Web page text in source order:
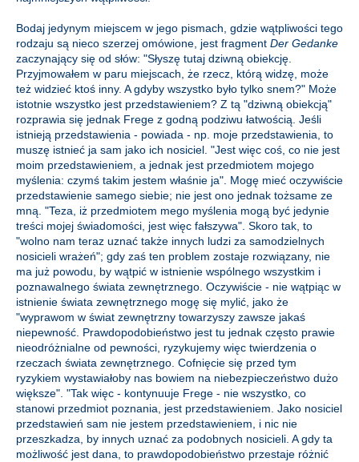
Bodaj jedynym miejscem w jego pismach, gdzie wątpliwości tego
rodzaju są nieco szerzej omówione, jest fragment Der Gedanke
zaczynający się od słów: "Słyszę tutaj dziwną obiekcję.
Przyjmowałem w paru miejscach, że rzecz, którą widzę, może
też widzieć ktoś inny. A gdyby wszystko było tylko snem?" Może
istotnie wszystko jest przedstawieniem? Z tą "dziwną obiekcją"
rozprawia się jednak Frege z godną podziwu łatwością. Jeśli
istnieją przedstawienia - powiada - np. moje przedstawienia, to
muszę istnieć ja sam jako ich nosiciel. "Jest więc coś, co nie jest
moim przedstawieniem, a jednak jest przedmiotem mojego
myślenia: czymś takim jestem właśnie ja". Mogę mieć oczywiście
przedstawienie samego siebie; nie jest ono jednak tożsame ze
mną. "Teza, iż przedmiotem mego myślenia mogą być jedynie
treści mojej świadomości, jest więc fałszywa". Skoro tak, to
"wolno nam teraz uznać także innych ludzi za samodzielnych
nosicieli wrażeń"; gdy zaś ten problem zostaje rozwiązany, nie
ma już powodu, by wątpić w istnienie wspólnego wszystkim i
poznawalnego świata zewnętrznego. Oczywiście - nie wątpiąc w
istnienie świata zewnętrznego mogę się mylić, jako że
"wyprawom w świat zewnętrzny towarzyszy zawsze jakaś
niepewność. Prawdopodobieństwo jest tu jednak często prawie
nieodróżnialne od pewności, ryzykujemy więc twierdzenia o
rzeczach świata zewnętrznego. Cofnięcie się przed tym
ryzykiem wystawiałoby nas bowiem na niebezpieczeństwo dużo
większe". "Tak więc - kontynuuje Frege - nie wszystko, co
stanowi przedmiot poznania, jest przedstawieniem. Jako nosiciel
przedstawień sam nie jestem przedstawieniem, i nic nie
przeszkadza, by innych uznać za podobnych nosicieli. A gdy ta
możliwość jest dana, to prawdopodobieństwo przestaje różnić